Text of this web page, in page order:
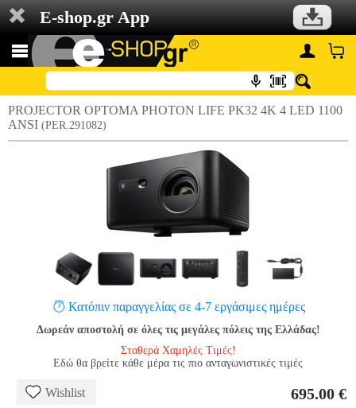
E-shop.gr App
PROJECTOR OPTOMA PHOTON LIFE PK32 4K 4 LED 1100
ANSI (PER.291082)
Κατόπιν παραγγελίας σε 4-7 εργάσιμες ημέρες
Δωρεάν αποστολή σε όλες τις μεγάλες πόλεις της Ελλάδας!
Σταθερά Χαμηλές Τιμές!
Εδώ θα βρείτε κάθε μέρα τις πιο ανταγωνιστικές τιμές
Wishlist 695.00 €